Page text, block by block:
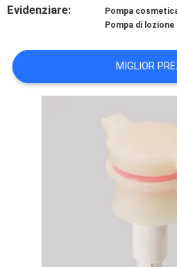
NOTIZIE
CHIEDI UN
PREVENTIVO
Evidenziare: Pompa
Pompa di
MIGLIOR